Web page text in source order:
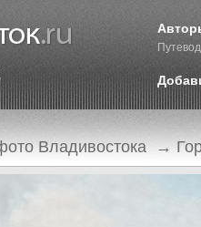
Владивостока →